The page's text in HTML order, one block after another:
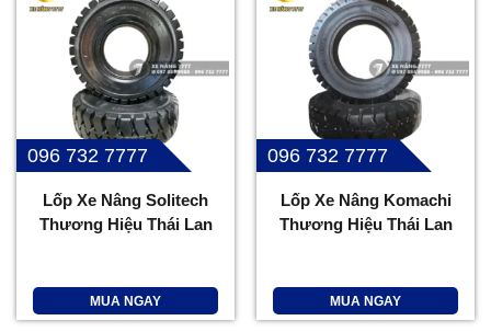
096 732 7777
Lốp Xe Nâng Solitech
Thương Hiệu Thái Lan
MUA NGAY
096 732 7777
Lốp Xe Nâng Komachi
Thương Hiệu Thái Lan
MUA NGAY